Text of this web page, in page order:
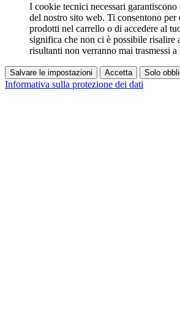
I cookie tecnici necessari
del nostro sito web. Ti consentono per
prodotti nel carrello o di accedere al
significa che non ci è possibile risalire
risultanti non verranno mai trasmessi a
Salvare le impostazioni Accetta Solo
Informativa sulla protezione dei dati